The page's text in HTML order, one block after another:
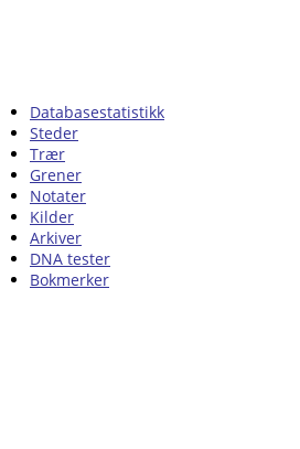
Databasestatistikk
Steder
Trær
Grener
Notater
Kilder
Arkiver
DNA tester
Bokmerker